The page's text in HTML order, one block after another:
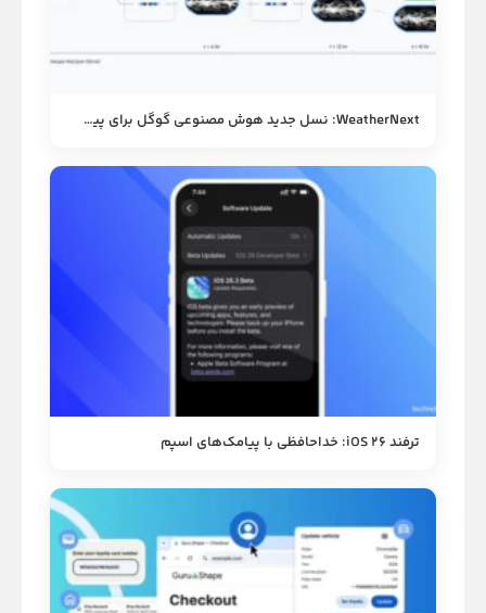
WeatherNext: نسل جدید هوش مصنوعی گوگل برای پیش‌بینی دقیق آب‌وهوا و بارش
ترفند iOS 26: خداحافظی با پیامک‌های اسپم